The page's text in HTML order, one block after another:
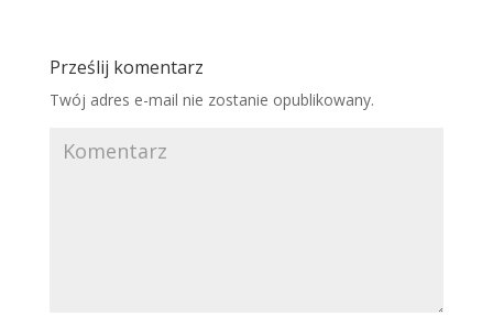
Prześlij komentarz
Twój adres e-mail nie zostanie opublikowany.